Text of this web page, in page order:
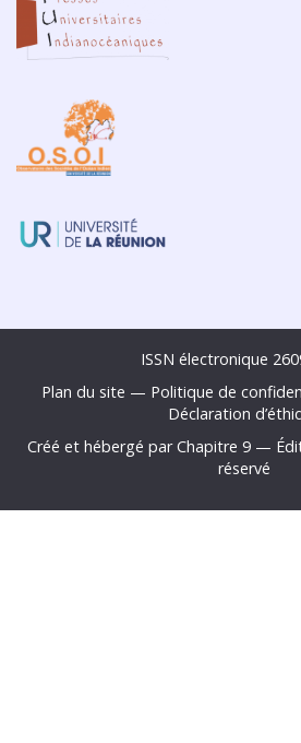
ISSN électronique
Plan du site — Politique de
Déclaration d
Créé et hébergé par Chapitre 9 —
réservé